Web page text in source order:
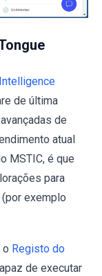
de última
de
atual
MSTIC, é que
para
exemplo
o Registo do
de executar